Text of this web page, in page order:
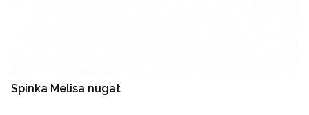
Spinka Melisa nugat